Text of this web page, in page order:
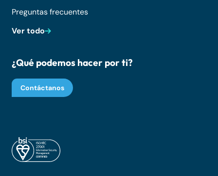
Preguntas frecuentes
Ver todo
¿Qué podemos hacer por ti?
Contáctanos